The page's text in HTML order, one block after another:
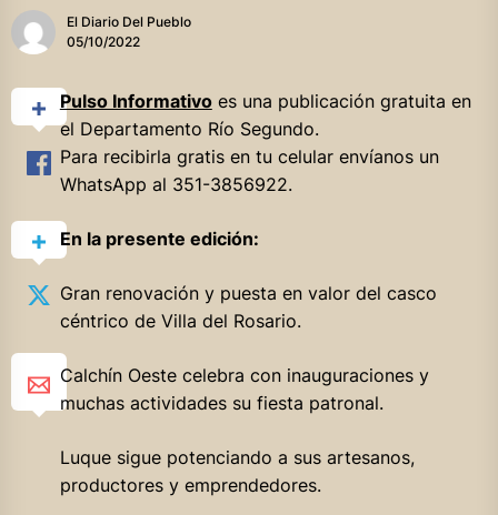
El Diario Del Pueblo
05/10/2022
Pulso Informativoes una publicación gratuita en
el Departamento Río Segundo.
Para recibirla gratis en tu celular envíanos un
WhatsApp al 351-3856922.
En la presente edición:
Gran renovación y puesta en valor del casco
céntrico de Villa del Rosario.
Calchín Oeste celebra con inauguraciones y
muchas actividades su fiesta patronal.
Luque sigue potenciando a sus artesanos,
productores y emprendedores.